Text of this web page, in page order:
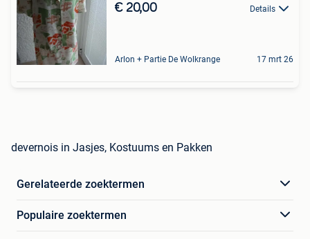
€ 20,00 Details
Arlon + Partie De Wolkrange 17 mrt 26
devernois in Jasjes, Kostuums en Pakken
Gerelateerde zoektermen
Populaire zoektermen